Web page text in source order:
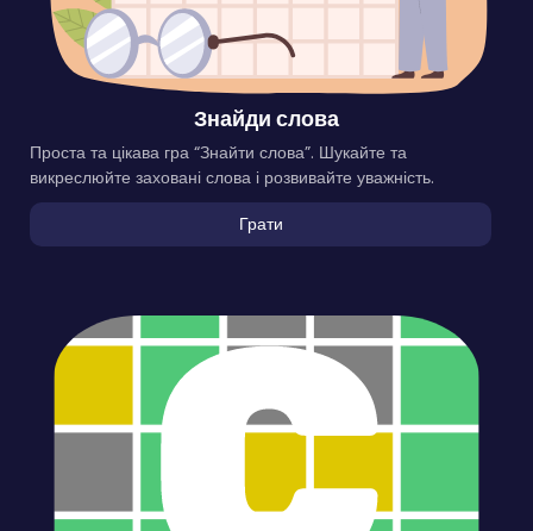
Знайди слова
Проста та цікава гра “Знайти слова”. Шукайте та
викреслюйте заховані слова і розвивайте уважність.
Грати